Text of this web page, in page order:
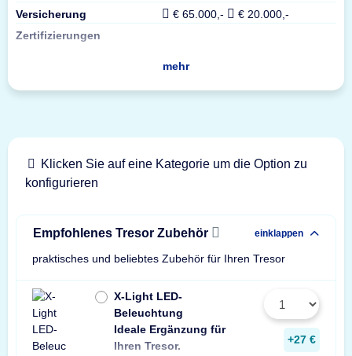
Versicherung
€ 65.000,-
€ 20.000,-
Zertifizierungen
mehr
Klicken Sie auf eine Kategorie um die Option zu
konfigurieren
Empfohlenes Tresor Zubehör einklappen
praktisches und beliebtes Zubehör für Ihren Tresor
X-Light LED-
Beleuchtung
Ideale Ergänzung für
Ihren Tresor.
Wir empfehlen
Leuchte pro
ein Stück
+27 €